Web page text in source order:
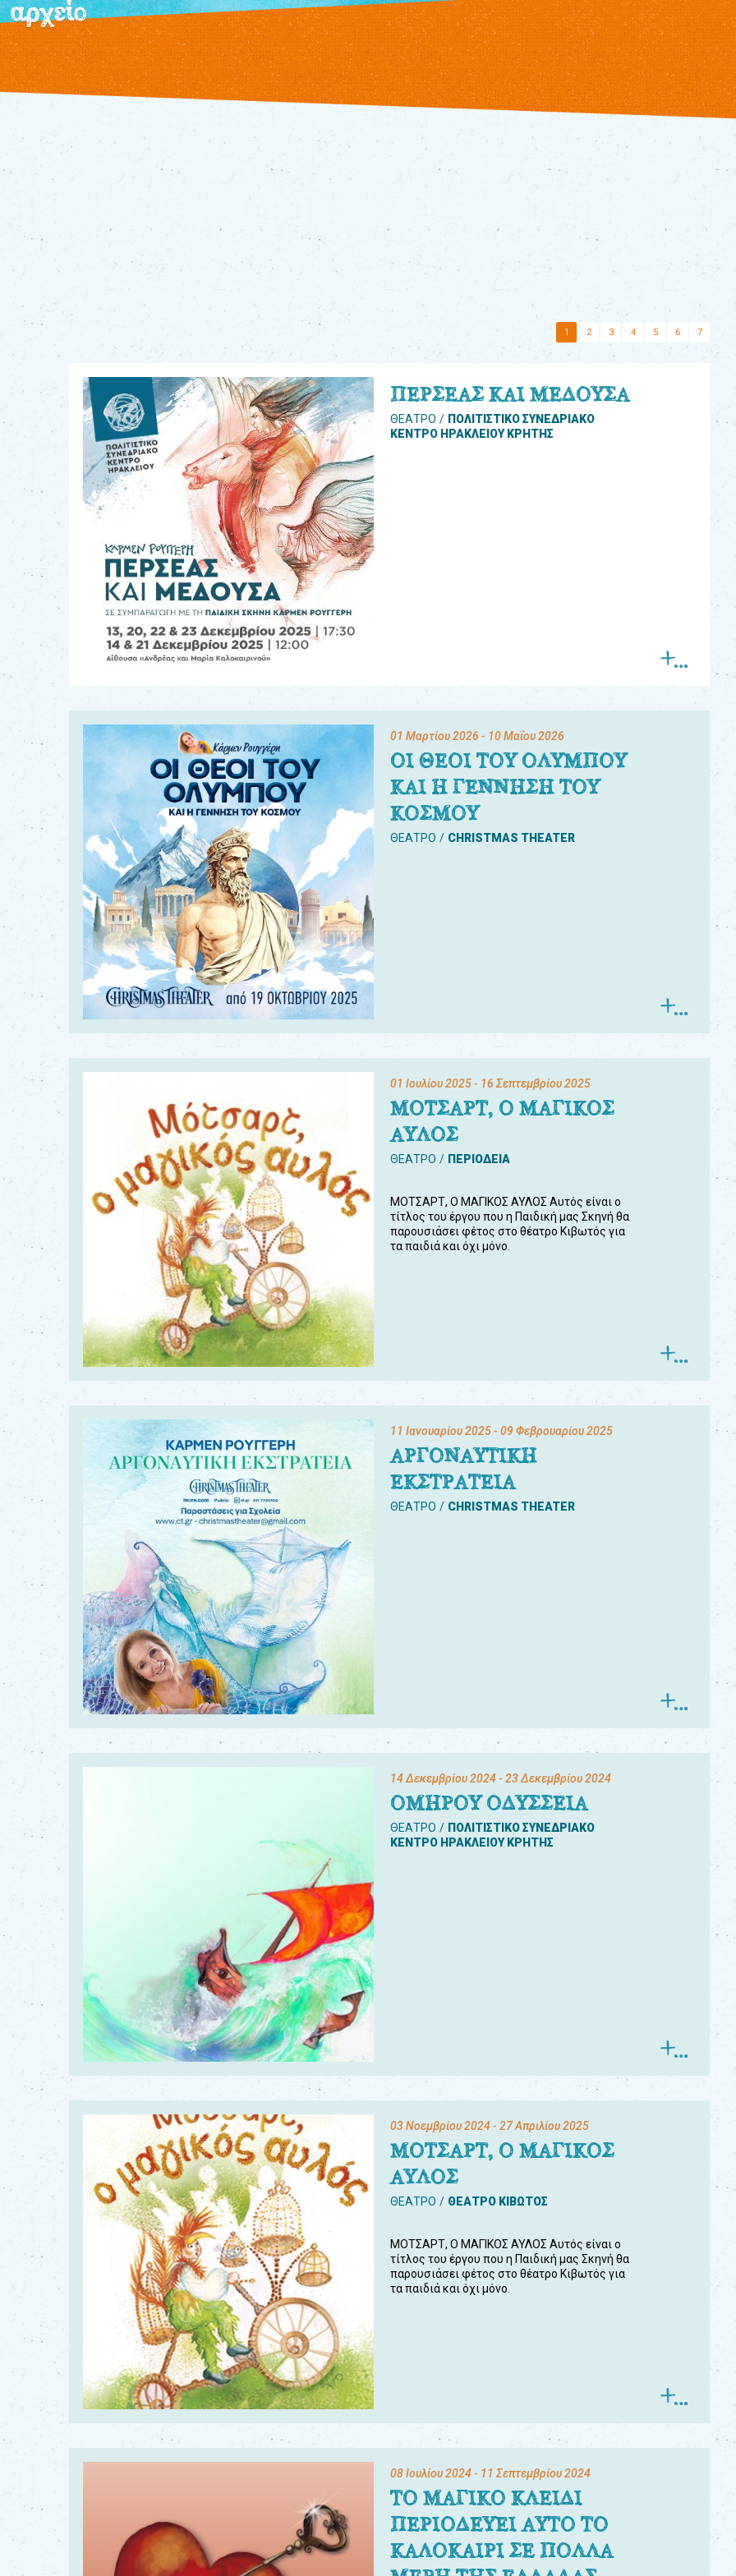
αρχείο
1 2 3 4 5 6 7
ΠΕΡΣΕΑΣ ΚΑΙ ΜΕΔΟΥΣΑ
ΘΕΑΤΡΟ
ΠΟΛΙΤΙΣΤΙΚΟ ΣΥΝΕΔΡΙΑΚΟ
ΚΕΝΤΡΟ ΗΡΑΚΛΕΙΟΥ ΚΡΗΤΗΣ
01 Μαρτίου 2026 - 10 Μαΐου 2026
ΟΙ ΘΕΟΙ ΤΟΥ ΟΛΥΜΠΟΥ
ΚΑΙ Η ΓΕΝΝΗΣΗ ΤΟΥ
ΚΟΣΜΟΥ
ΘΕΑΤΡΟ CHRISTMAS THEATER
01 Ιουλίου 2025- 16 Σεπτεμβρίου 2025
ΜΟΤΣΑΡΤ, Ο ΜΑΓΙΚΟΣ
ΑΥΛΟΣ
ΘΕΑΤΡΟ ΠΕΡΙΟΔΕΙΑ
ΜΟΤΣΑΡΤ, Ο ΜΑΓΙΚΟΣ ΑΥΛΟΣ Αυτός είναι ο
τίτλος του έργου που η Παιδική μας Σκηνή θα
παρουσιάσει φέτος στο θέατρο Κιβωτός για
τα παιδιά και όχι μόνο.
11 Ιανουαρίου 2025- 09 Φεβρουαρίου 2025
ΑΡΓΟΝΑΥΤΙΚΗ
ΕΚΣΤΡΑΤΕΙΑ
ΘΕΑΤΡΟ CHRISTMAS THEATER
14 Δεκεμβρίου 2024- 23 Δεκεμβρίου 2024
ΟΜΗΡΟΥ ΟΔΥΣΣΕΙΑ
ΘΕΑΤΡΟ
ΠΟΛΙΤΙΣΤΙΚΟ ΣΥΝΕΔΡΙΑΚΟ
ΚΕΝΤΡΟ ΗΡΑΚΛΕΙΟΥ ΚΡΗΤΗΣ
03 Νοεμβρίου 2024- 27 Απριλίου 2025
ΜΟΤΣΑΡΤ, Ο ΜΑΓΙΚΟΣ
ΑΥΛΟΣ
ΘΕΑΤΡΟ ΘΕΑΤΡΟ ΚΙΒΩΤΟΣ
ΜΟΤΣΑΡΤ, Ο ΜΑΓΙΚΟΣ ΑΥΛΟΣ Αυτός είναι ο
τίτλος του έργου που η Παιδική μας Σκηνή θα
παρουσιάσει φέτος στο θέατρο Κιβωτός για
τα παιδιά και όχι μόνο.
08 Ιουλίου 2024- 11 Σεπτεμβρίου 2024
ΤΟ ΜΑΓΙΚΟ ΚΛΕΙΔΙ
ΠΕΡΙΟΔΕΥΕΙ ΑΥΤΟ ΤΟ
ΚΑΛΟΚΑΙΡΙ ΣΕ ΠΟΛΛΑ